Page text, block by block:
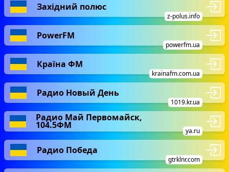
Західний полюс
z-polus.info
PowerFM
powerfm.ua
Країна ФМ
krainafm.com.ua
Радио Новый День
1019.kr.ua
Радио Май Первомайск,
104.5ФМ
ya.ru
Радио Победа
gtrklnr.com